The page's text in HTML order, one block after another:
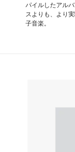
パイルしたアル
スよりも、より
子音楽。